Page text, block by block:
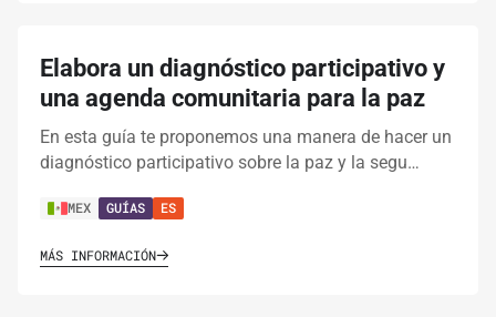
Elabora un diagnóstico participativo y
una agenda comunitaria para la paz
En esta guía te proponemos una manera de hacer un
diagnóstico participativo sobre la paz y la segu…
MEX GUÍAS ES
MÁS INFORMACIÓN